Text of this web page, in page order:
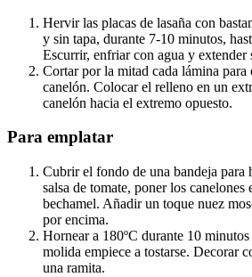
Hervir las placas de lasaña con
y sin tapa, durante 7-10 minutos,
Escurrir, enfriar con agua y extender
Cortar por la mitad cada lámina para
canelón. Colocar el relleno en un
canelón hacia el extremo opuesto.
Para emplatar
Cubrir el fondo de una bandeja para
salsa de tomate, poner los
bechamel. Añadir un toque nuez
por encima.
Hornear a 180ºC durante 10
molida empiece a tostarse. Decorar
una ramita.